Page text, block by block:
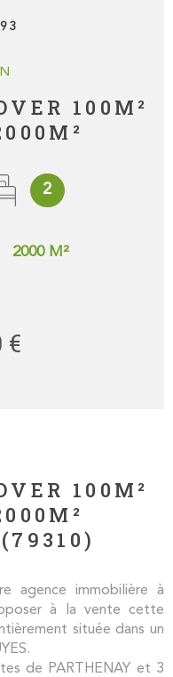
100M²
2
2000 M²
€
100M²
agence immobilière à
à la vente cette
située dans un
de PARTHENAY et 3